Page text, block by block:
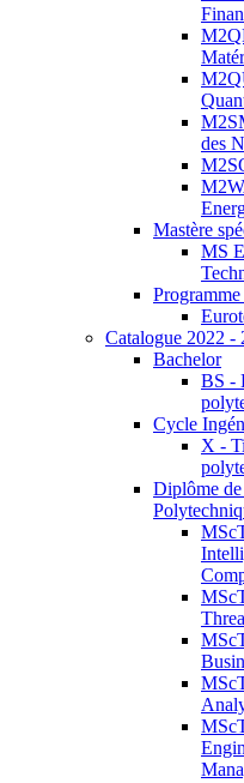
des
Mastère
MS
Catalogue 2022 -
Bachelor
BS -
Cycle
X -
Diplôme